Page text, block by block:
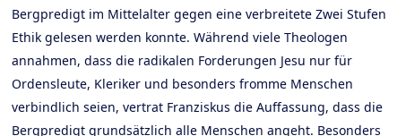
Bergpredigt im Mittelalter gegen eine verbreitete Zwei Stufen
Ethik gelesen werden konnte. Während viele Theologen
annahmen, dass die radikalen Forderungen Jesu nur für
Ordensleute, Kleriker und besonders fromme Menschen
verbindlich seien, vertrat Franziskus die Auffassung, dass die
Bergpredigt grundsätzlich alle Menschen angeht. Besonders